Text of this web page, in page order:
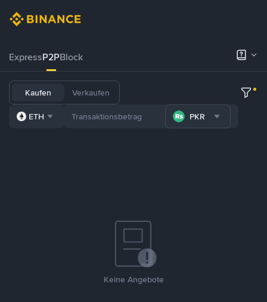
ExpressP2PBlock
Kaufen Verkaufen
ETH PKR
Keine Angebote